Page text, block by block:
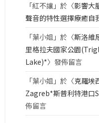
「紅不讓 」於〈影響大
聲音的特性選擇療癒自
「葉小姐 」於〈斯洛維
里格拉夫國家公園
Lake)*〉發佈留言
「葉小姐 」於〈克羅埃
Zagreb*斯普利特港
佈留言